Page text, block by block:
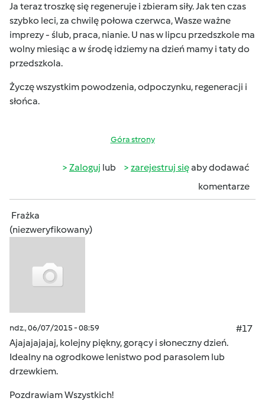
Ja teraz troszkę się regeneruje i zbieram siły. Jak ten czas
szybko leci, za chwilę połowa czerwca, Wasze ważne
imprezy - ślub, praca, nianie. U nas w lipcu przedszkole ma
wolny miesiąc a w środę idziemy na dzień mamy i taty do
przedszkola.
Życzę wszystkim powodzenia, odpoczynku, regeneracji i
słońca.
Góra strony
Zaloguj lub zarejestruj sięaby dodawać
komentarze
Frażka
(niezweryfikowany)
ndz., 06/07/2015 - 08:59
#17
Ajajajajajaj, kolejny piękny, gorący i słoneczny dzień.
Idealny na ogrodkowe lenistwo pod parasolem lub
drzewkiem.
Pozdrawiam Wszystkich!